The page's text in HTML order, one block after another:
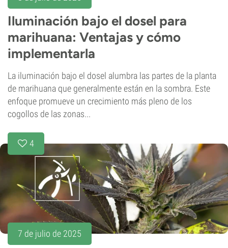
Iluminación bajo el dosel para
marihuana: Ventajas y cómo
implementarla
La iluminación bajo el dosel alumbra las partes de la planta
de marihuana que generalmente están en la sombra. Este
enfoque promueve un crecimiento más pleno de los
cogollos de las zonas...
4
7 de julio de 2025